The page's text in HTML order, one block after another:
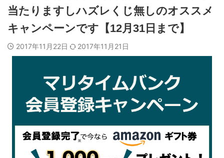
当たりますしハズレくじ無しのオススメ
キャンペーンです【12月31日まで】
2017年11月22日 2017年11月21日